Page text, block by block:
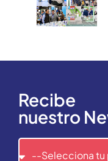
Recibe
nuestro